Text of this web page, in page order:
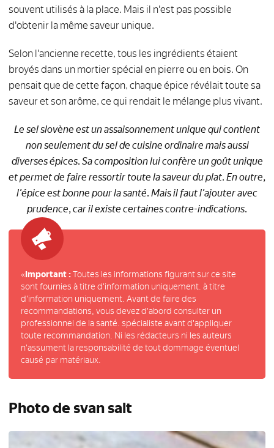
souvent utilisés à la place. Mais il n'est pas possible
d'obtenir la même saveur unique.
Selon l'ancienne recette, tous les ingrédients étaient
broyés dans un mortier spécial en pierre ou en bois. On
pensait que de cette façon, chaque épice révélait toute sa
saveur et son arôme, ce qui rendait le mélange plus vivant.
Le sel slovène est un assaisonnement unique qui contient
non seulement du sel de cuisine ordinaire mais aussi
diverses épices. Sa composition lui confère un goût unique
et permet de faire ressortir toute la saveur du plat. En outre,
l'épice est bonne pour la santé. Mais il faut l'ajouter avec
prudence, car il existe certaines contre-indications.
«Important :Toutes les informations figurant sur ce site
sont fournies à titre d'information uniquement. à titre
d'information uniquement. Avant de faire des
recommandations, vous devez d'abord consulter un
professionnel de la santé. spécialiste avant d'appliquer
toute recommandation. Ni les rédacteurs ni les auteurs
n'assument la responsabilité de tout dommage éventuel
causé par matériaux.
Photo de svan salt